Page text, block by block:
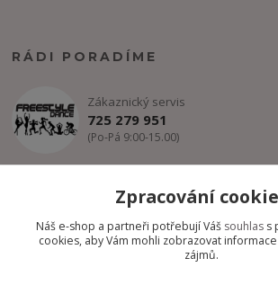
RÁDI PORADÍME
Zákaznický servis
725 279 951
(Po-Pá 9:00-15.00)
Zpracování
Náš e-shop a partneři potřebují Váš souhlas s
cookies, aby Vám mohli zobrazovat informace
zájmů.